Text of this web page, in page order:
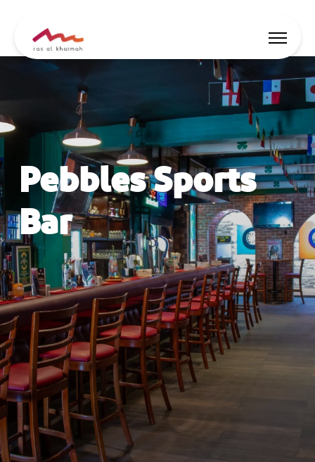
Lasciati ispirare
Dove alloggiare
Cose da fare
Pianifica il viaggio
🇮🇹 IT Eventi Ricerca
Pebbles Sports
Bar